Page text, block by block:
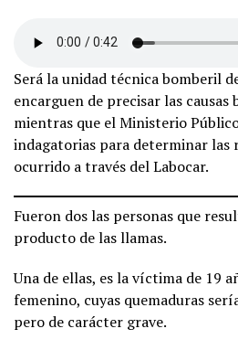
Será la unidad técnica bomberil
encarguen de precisar las causas
mientras que el Ministerio
indagatorias para determinar las
ocurrido a través del Labocar.
Fueron dos las personas que
producto de las llamas.
Una de ellas, es la víctima de 19
femenino, cuyas quemaduras
pero de carácter grave.